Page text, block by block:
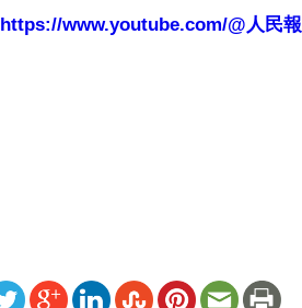
https://www.youtube.com/@人民報